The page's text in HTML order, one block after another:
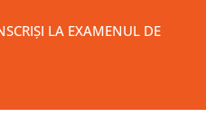
LA EXAMENUL DE